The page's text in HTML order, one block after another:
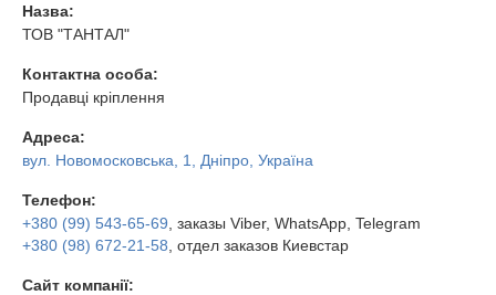
Назва:
ТОВ "ТАНТАЛ"
Контактна особа:
Продавці кріплення
Адреса:
вул. Новомосковська, 1, Дніпро, Україна
Телефон:
+380 (99) 543-65-69 , заказы Viber, WhatsApp, Telegram
+380 (98) 672-21-58 , отдел заказов Киевстар
Сайт компанії: